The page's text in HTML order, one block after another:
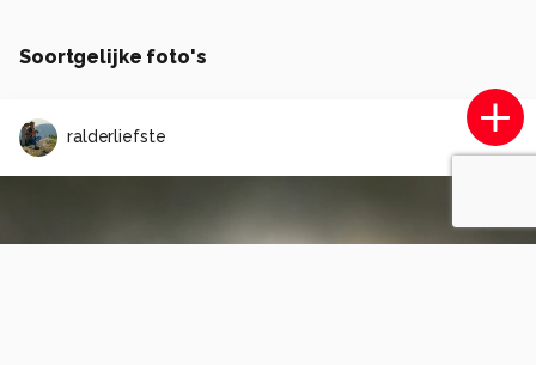
Soortgelijke foto's
ralderliefste